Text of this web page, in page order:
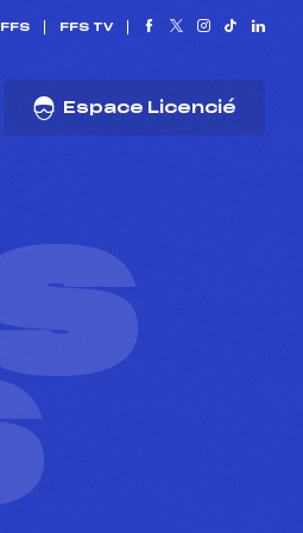
FFS TV
Espace Licencié